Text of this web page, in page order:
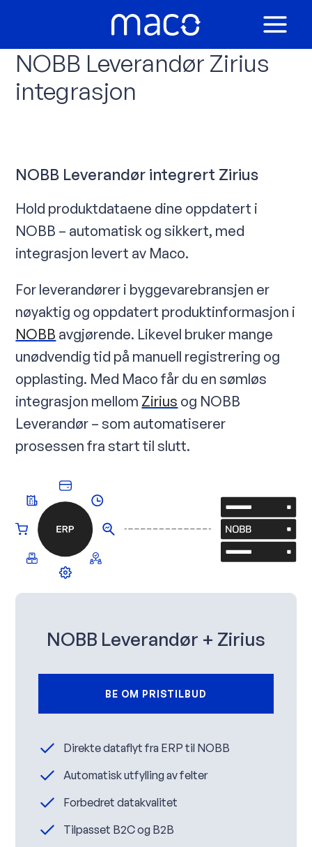
til
innholdet
MAIN
NOBB Leverandør Zirius
integrasjon
NOBB Leverandør integrert Zirius
Hold produktdataene dine oppdatert i
NOBB – automatisk og sikkert, med
integrasjon levert av Maco.
For leverandører i byggevarebransjen er
nøyaktig og oppdatert produktinformasjon i
NOBB avgjørende. Likevel bruker mange
unødvendig tid på manuell registrering og
opplasting. Med Maco får du en sømløs
integrasjon mellom Zirius og NOBB
Leverandør – som automatiserer
prosessen fra start til slutt.
NOBB Leverandør + Zirius
BE OM PRISTILBUD
Direkte dataflyt fra ERP til NOBB
Automatisk utfylling av felter
Forbedret datakvalitet
Tilpasset B2C og B2B